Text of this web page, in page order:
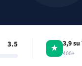
3.5 ★ 3,9
400+